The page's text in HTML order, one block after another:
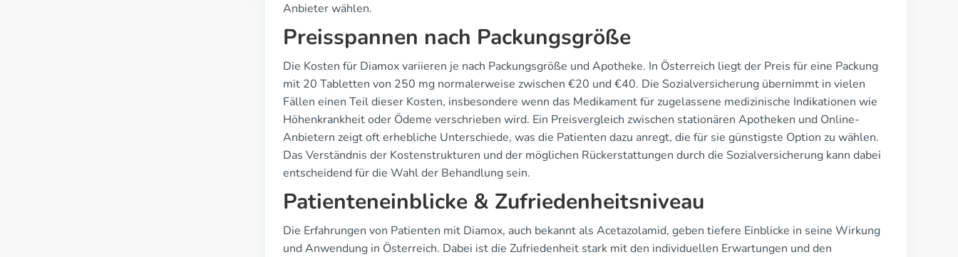
Anbieter wählen.
Preisspannen nach Packungsgröße
Die Kosten für Diamox variieren je nach Packungsgröße und Apotheke. In Österreich liegt der Preis für eine Packung
mit 20 Tabletten von 250 mg normalerweise zwischen €20 und €40. Die Sozialversicherung übernimmt in vielen
Fällen einen Teil dieser Kosten, insbesondere wenn das Medikament für zugelassene medizinische Indikationen wie
Höhenkrankheit oder Ödeme verschrieben wird. Ein Preisvergleich zwischen stationären Apotheken und Online-
Anbietern zeigt oft erhebliche Unterschiede, was die Patienten dazu anregt, die für sie günstigste Option zu wählen.
Das Verständnis der Kostenstrukturen und der möglichen Rückerstattungen durch die Sozialversicherung kann dabei
entscheidend für die Wahl der Behandlung sein.
Patienteneinblicke & Zufriedenheitsniveau
Die Erfahrungen von Patienten mit Diamox, auch bekannt als Acetazolamid, geben tiefere Einblicke in seine Wirkung
und Anwendung in Österreich. Dabei ist die Zufriedenheit stark mit den individuellen Erwartungen und den